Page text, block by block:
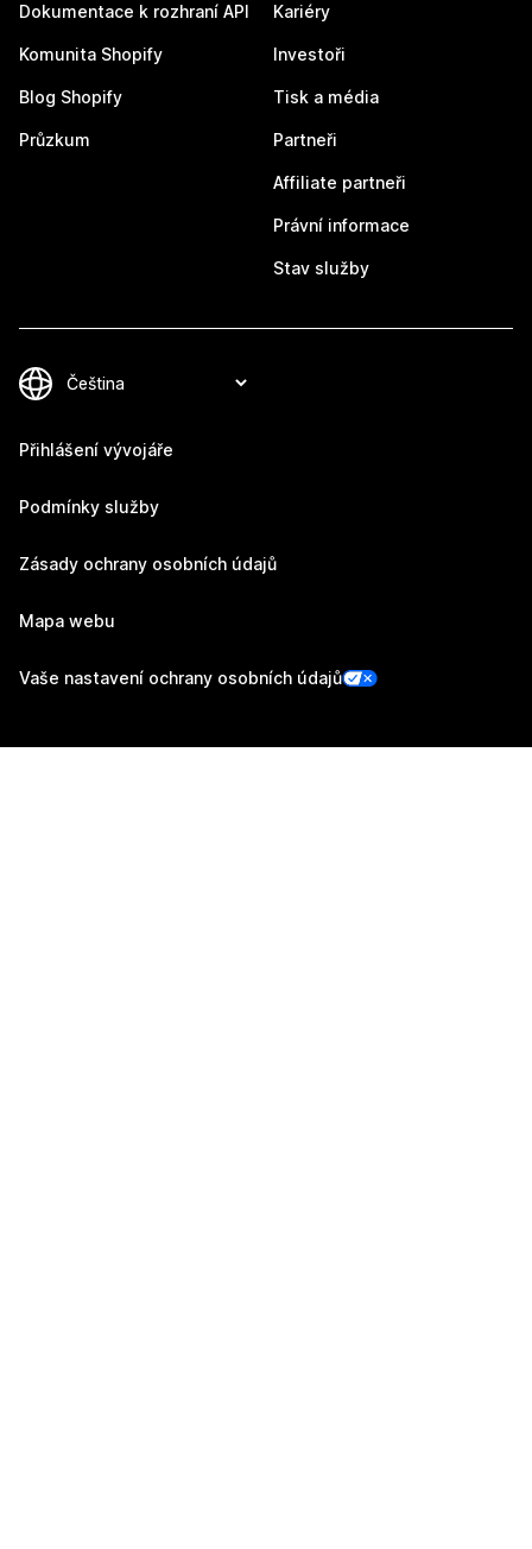
Dokumentace k rozhraní API
Komunita Shopify
Blog Shopify
Průzkum
Kariéry
Investoři
Tisk a média
Partneři
Affiliate partneři
Právní informace
Stav služby
Přihlášení vývojáře
Podmínky služby
Zásady ochrany osobních údajů
Mapa webu
Vaše nastavení ochrany osobních údajů